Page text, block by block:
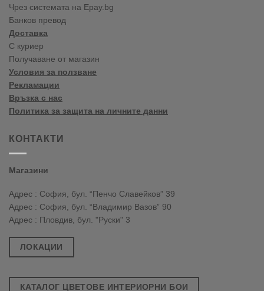
Чрез системата на Epay.bg
Банков превод
Доставка
С куриер
Получаване от магазин
Условия за ползване
Рекламации
Връзка с нас
Политика за защита на личните данни
КОНТАКТИ
Магазини
Адрес : София, бул. “Пенчо Славейков” 39
Адрес : София, бул. “Владимир Вазов” 90
Адрес : Пловдив, бул. "Руски" 3
ЛОКАЦИИ
КАТАЛОГ ЦВЕТОВЕ ИНТЕРИОРНИ БОИ